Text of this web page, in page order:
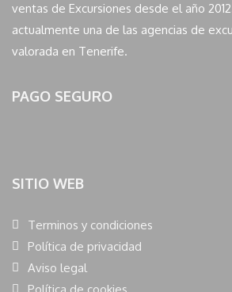
ventas de Excursiones desde el año
actualmente una de las agencias de
valorada en Tenerife.
PAGO SEGURO
SITIO WEB
Terminos y condiciones
Política de privacidad
Aviso legal